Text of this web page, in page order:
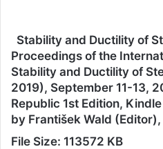
Stability and Ductility of
Proceedings of the
Stability and Ductility of
2019), September 11-13,
Republic 1st Edition,
by František Wald
File Size: 113572 KB